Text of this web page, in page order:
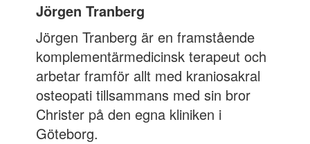
Jörgen Tranberg
Jörgen Tranberg är en framstående
komplementärmedicinsk terapeut och
arbetar framför allt med kraniosakral
osteopati tillsammans med sin bror
Christer på den egna kliniken i
Göteborg.